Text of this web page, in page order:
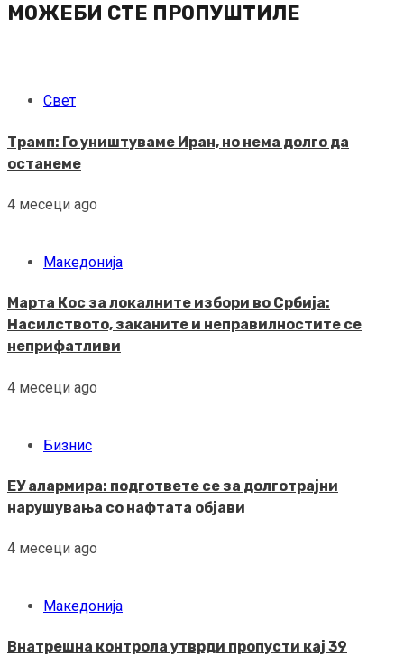
МОЖЕБИ СТЕ ПРОПУШТИЛЕ
Свет
Трамп: Го уништуваме Иран, но нема долго да
останеме
4 месеци ago
Македонија
Марта Кос за локалните избори во Србија:
Насилството, заканите и неправилностите се
неприфатливи
4 месеци ago
Бизнис
ЕУ алармира: подгответе се за долготрајни
нарушувања со нафтата објави
4 месеци ago
Македонија
Внатрешна контрола утврди пропусти кај 39